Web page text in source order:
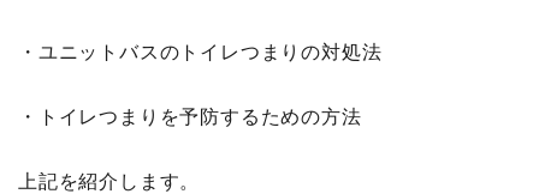
・ユニットバスのトイレつまりの対処法
・トイレつまりを予防するための方法
上記を紹介します。